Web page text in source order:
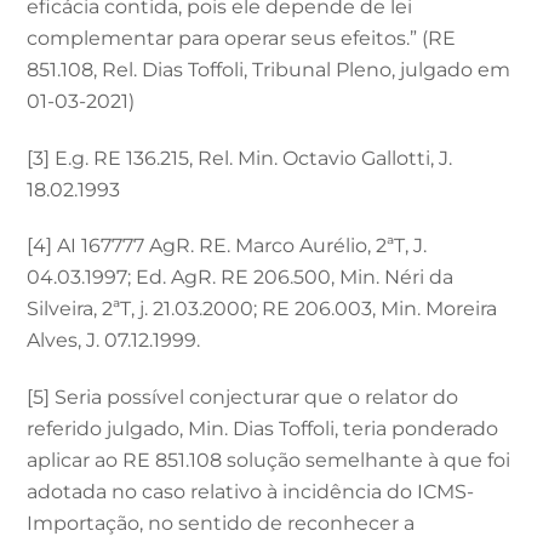
eficácia contida, pois ele depende de lei
complementar para operar seus efeitos.” (RE
851.108, Rel. Dias Toffoli, Tribunal Pleno, julgado em
01-03-2021)
[3] E.g. RE 136.215, Rel. Min. Octavio Gallotti, J.
18.02.1993
[4] AI 167777 AgR. RE. Marco Aurélio, 2ªT, J.
04.03.1997; Ed. AgR. RE 206.500, Min. Néri da
Silveira, 2ªT, j. 21.03.2000; RE 206.003, Min. Moreira
Alves, J. 07.12.1999.
[5] Seria possível conjecturar que o relator do
referido julgado, Min. Dias Toffoli, teria ponderado
aplicar ao RE 851.108 solução semelhante à que foi
adotada no caso relativo à incidência do ICMS-
Importação, no sentido de reconhecer a